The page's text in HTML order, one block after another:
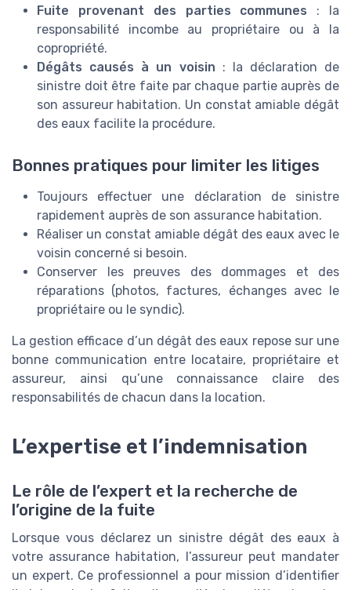
Fuite provenant des parties communes : la
responsabilité incombe au propriétaire ou à la
copropriété.
Dégâts causés à un voisin : la déclaration de
sinistre doit être faite par chaque partie auprès de
son assureur habitation. Un constat amiable dégât
des eaux facilite la procédure.
Bonnes pratiques pour limiter les litiges
Toujours effectuer une déclaration de sinistre
rapidement auprès de son assurance habitation.
Réaliser un constat amiable dégât des eaux avec le
voisin concerné si besoin.
Conserver les preuves des dommages et des
réparations (photos, factures, échanges avec le
propriétaire ou le syndic).
La gestion efficace d’un dégât des eaux repose sur une
bonne communication entre locataire, propriétaire et
assureur, ainsi qu’une connaissance claire des
responsabilités de chacun dans la location.
L’expertise et l’indemnisation
Le rôle de l’expert et la recherche de
l’origine de la fuite
Lorsque vous déclarez un sinistre dégât des eaux à
votre assurance habitation, l’assureur peut mandater
un expert. Ce professionnel a pour mission d’identifier